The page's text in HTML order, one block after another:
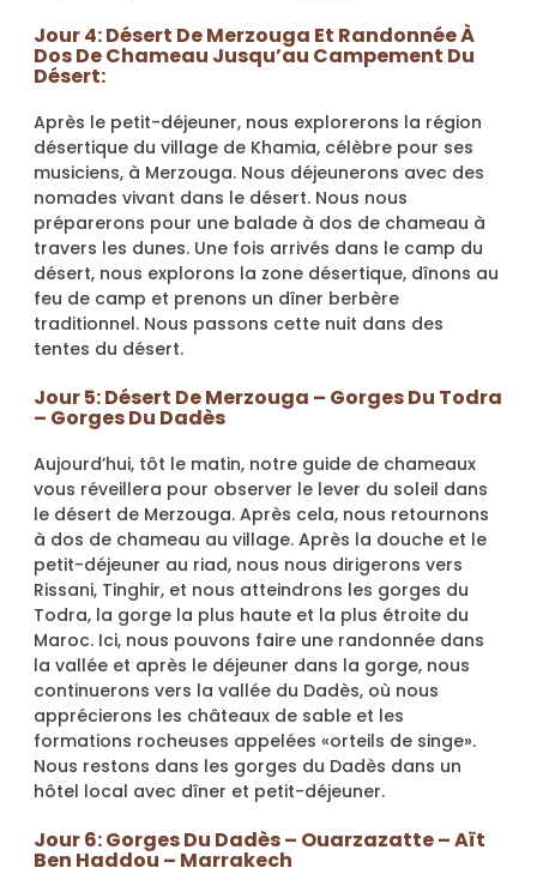
Jour 4: Désert De Merzouga Et Randonnée À
Dos De Chameau Jusqu’au Campement Du
Désert:
Après le petit-déjeuner, nous explorerons la région
désertique du village de Khamia, célèbre pour ses
musiciens, à Merzouga. Nous déjeunerons avec des
nomades vivant dans le désert. Nous nous
préparerons pour une balade à dos de chameau à
travers les dunes. Une fois arrivés dans le camp du
désert, nous explorons la zone désertique, dînons au
feu de camp et prenons un dîner berbère
traditionnel. Nous passons cette nuit dans des
tentes du désert.
Jour 5: Désert De Merzouga – Gorges Du Todra
– Gorges Du Dadès
Aujourd’hui, tôt le matin, notre guide de chameaux
vous réveillera pour observer le lever du soleil dans
le désert de Merzouga. Après cela, nous retournons
à dos de chameau au village. Après la douche et le
petit-déjeuner au riad, nous nous dirigerons vers
Rissani, Tinghir, et nous atteindrons les gorges du
Todra, la gorge la plus haute et la plus étroite du
Maroc. Ici, nous pouvons faire une randonnée dans
la vallée et après le déjeuner dans la gorge, nous
continuerons vers la vallée du Dadès, où nous
apprécierons les châteaux de sable et les
formations rocheuses appelées «orteils de singe».
Nous restons dans les gorges du Dadès dans un
hôtel local avec dîner et petit-déjeuner.
Jour 6: Gorges Du Dadès – Ouarzazatte – Aït
Ben Haddou – Marrakech